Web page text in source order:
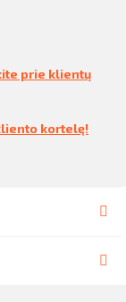
prie klientų
kortelę!